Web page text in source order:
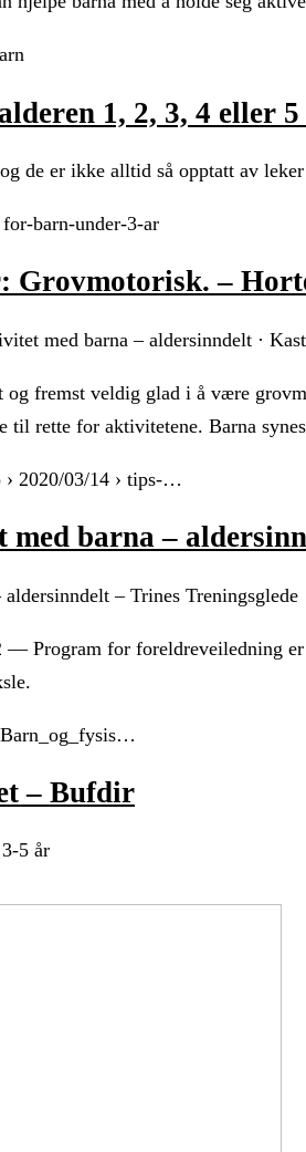
1, 2, 3, 4 eller
de er ikke alltid så opptatt av
barn-under-3-ar
–
med barna – aldersinndelt ·
fremst veldig glad i å være
til rette for aktivitetene. Barna
2020/03/14 › tips-…
barna –
– Trines Treningsglede
— Program for foreldreveiledning
– Bufdir
5 år